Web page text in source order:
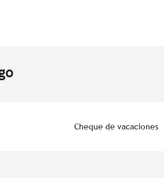
Cheque de vacaciones